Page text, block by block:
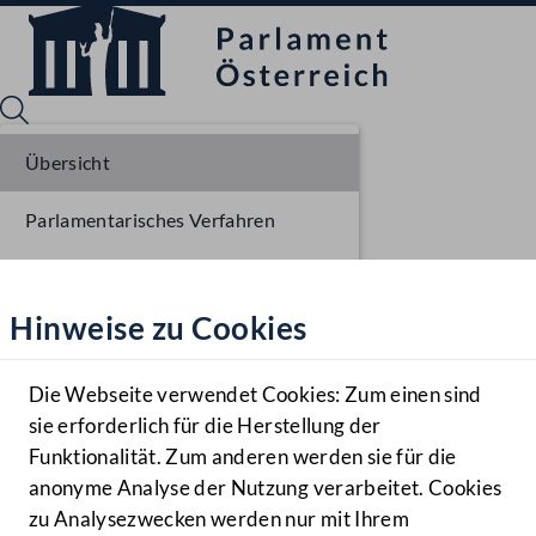
Hilfe
Benutzer
Navigationsmenü öffnen
MENÜ
Hinweise zu Cookies
Die Webseite verwendet Cookies: Zum einen sind
sie erforderlich für die Herstellung der
Funktionalität. Zum anderen werden sie für die
anonyme Analyse der Nutzung verarbeitet. Cookies
zu Analysezwecken werden nur mit Ihrem
Übersicht
Parlamentarisches Verfahren